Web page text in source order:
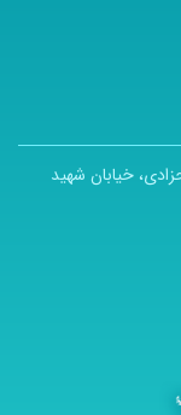
خیابان شهید